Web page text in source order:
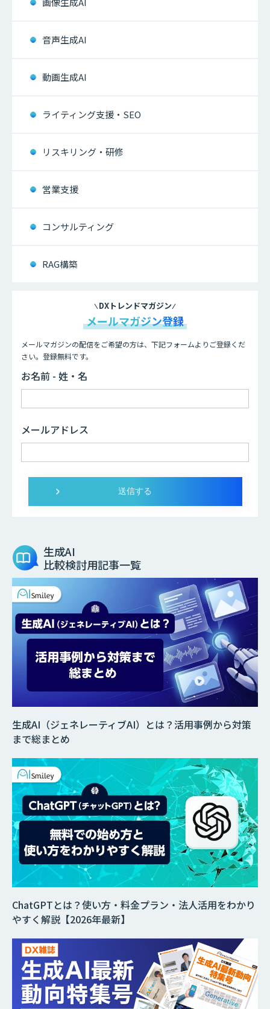
音声生成AI
動画生成AI
ライティング支援・SEO
リスキリング・研修
営業支援
コンサルティング
RAG構築
DXトレンドマガジン
メールマガジン登録
メールマガジンの配信をご希望の方は、下記フォームよりご登録くだ
さい。登録無料です。
お名前 - 姓・名
メールアドレス
生成AI
比較検討用記事一覧
生成AI（ジェネレーティブAI）とは？活用事例から対策
まで総まとめ
ChatGPTとは？使い方・料金プラン・法人活用をわかり
やすく解説【2026年最新】